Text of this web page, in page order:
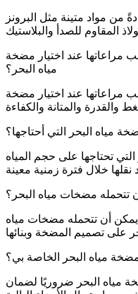
من مواد متينة مثل البرونز
مراعاتها عند اختيار مضخة
مياه البحر؟
مراعاتها عند اختيار مضخة
مياه البحر التي أحتاجها؟
تحتاجها على حجم المياه
مضخات مياه البحر؟
أن تتحمله مضخات مياه
مياه البحر الخاصة بي؟
مياه البحر ضروريًا لضمان